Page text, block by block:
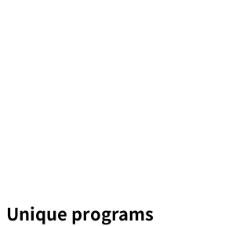
Unique programs